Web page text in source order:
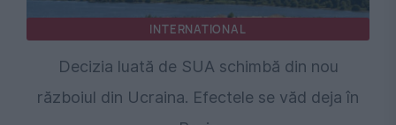
INTERNATIONAL
Decizia luată de SUA schimbă din nou
războiul din Ucraina. Efectele se văd deja în